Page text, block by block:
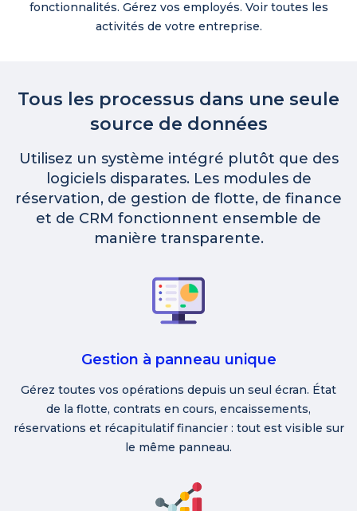
fonctionnalités. Gérez vos employés. Voir toutes les
activités de votre entreprise.
Tous les processus dans une seule
source de données
Utilisez un système intégré plutôt que des
logiciels disparates. Les modules de
réservation, de gestion de flotte, de finance
et de CRM fonctionnent ensemble de
manière transparente.
Gestion à panneau unique
Gérez toutes vos opérations depuis un seul écran. État
de la flotte, contrats en cours, encaissements,
réservations et récapitulatif financier : tout est visible sur
le même panneau.